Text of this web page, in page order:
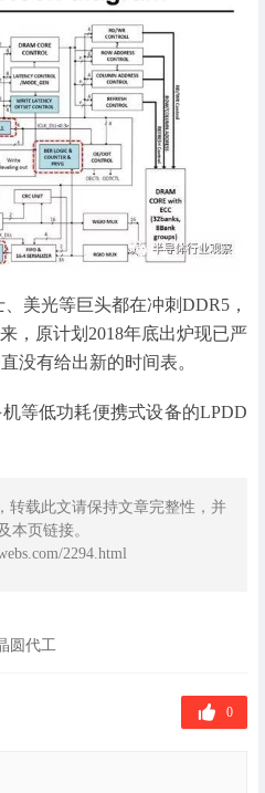
美光等巨头都在冲刺DDR5，
，原计划2018年底出炉现已严
没有给出新的时间表。
等低功耗便携式设备的LPDD
，转载此文请保持文章完整性，并
本页链接。
2294.html
圆代工
0